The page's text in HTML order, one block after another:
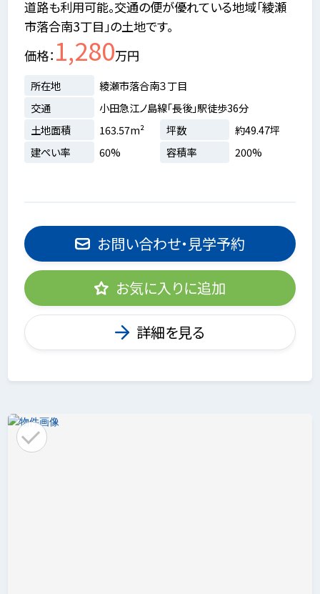
道路も利用可能。交通の便が優れている地域「綾瀬
市落合南3丁目」の土地です。
価格 1,280万円
所在地
綾瀬市落合南３丁目
交通
小田急江ノ島線「長後」駅徒歩36分
土地面積
163.57m² 坪数
約49.47坪
建ぺい率
60% 容積率 200%
お問い合わせ・見学予約
お気に入りに追加
詳細を見る